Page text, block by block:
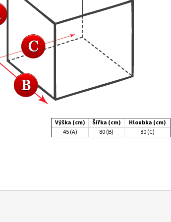
Výška (cm) Šířka (cm)
Hloubka (cm)
45 (A)
80 (B) 80 (C)